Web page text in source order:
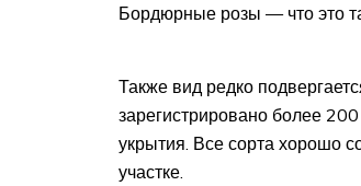
Бордюрные розы — что это
Также вид редко
зарегистрировано более
укрытия. Все сорта хорошо
участке.